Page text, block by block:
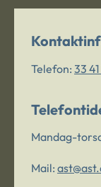
Telefon: 33
Mandag-
Mail: